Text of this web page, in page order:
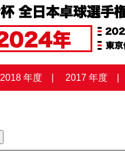
2018 年度 2017 年度